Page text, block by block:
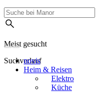
Meist gesucht
Suchverlauf
novis
Heim & Reisen
Elektro
Küche